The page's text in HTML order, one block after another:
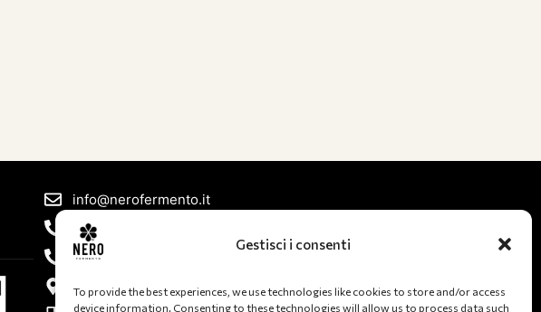
Gestisci i consenti
To provide the best experiences, we use technologies like cookies to store and/or access
device information. Consenting to these technologies will allow us to process data such
info@nerofermento.it
+39 347 6025197 (Stefano)
+39 339 1231554 (Tommaso)
Via Romea Nord, 246 48122 Ravenna (RA), Italia